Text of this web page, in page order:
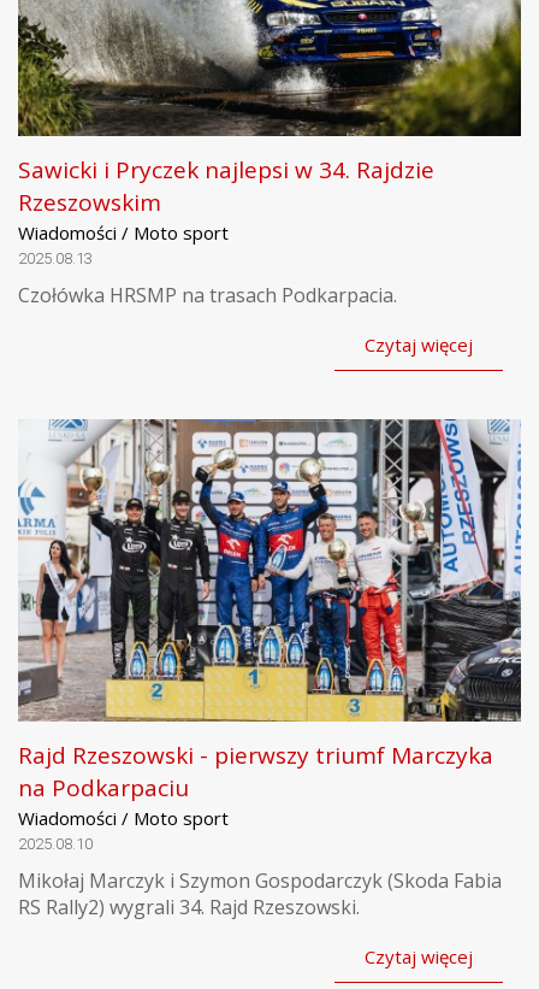
Sawicki i Pryczek najlepsi w 34. Rajdzie
Rzeszowskim
Wiadomości / Moto sport
2025.08.13
Czołówka HRSMP na trasach Podkarpacia.
Czytaj więcej
Rajd Rzeszowski - pierwszy triumf Marczyka
na Podkarpaciu
Wiadomości / Moto sport
2025.08.10
Mikołaj Marczyk i Szymon Gospodarczyk (Skoda Fabia
RS Rally2) wygrali 34. Rajd Rzeszowski.
Czytaj więcej